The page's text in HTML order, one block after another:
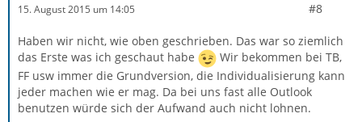
15. August 2015 um 14:05 #8
Haben wir nicht, wie oben geschrieben. Das war so ziemlich
das Erste was ich geschaut habe
Wir bekommen bei TB,
FF usw immer die Grundversion, die Individualisierung kann
jeder machen wie er mag. Da bei uns fast alle Outlook
benutzen würde sich der Aufwand auch nicht lohnen.